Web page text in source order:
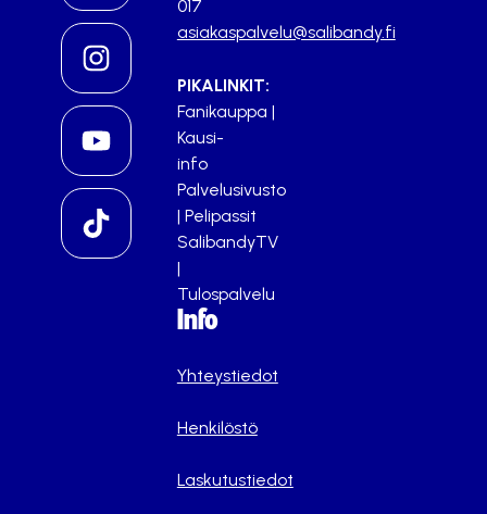
017
asiakaspalvelu@salibandy.fi
PIKALINKIT:
Fanikauppa |
Kausi-
info
Palvelusivusto
| Pelipassit
SalibandyTV
|
Tulospalvelu
Info
Yhteystiedot
Henkilöstö
Laskutustiedot